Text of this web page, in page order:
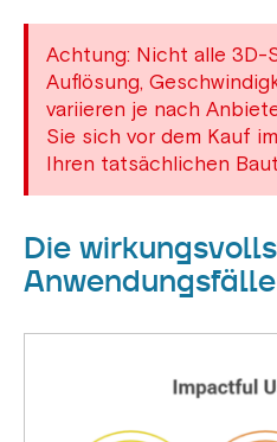
Achtung: Nicht alle 3D-
Auflösung,
variieren je nach
Sie sich vor dem Kauf
Ihren tatsächlichen
Die
Anwendungsfälle